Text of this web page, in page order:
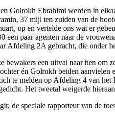
Golrokh Ebrahimi werden in
37 mijl ten zuiden van de
op en vertelde ons wat er
een paar agenten naar de
Afdeling 2A gebracht, die onder
bewakers een uitval naar hen om
én Golrokh beiden aanvielen
te melden op Afdeling 4 van
Het tweetal weigerde
de speciale rapporteur van de